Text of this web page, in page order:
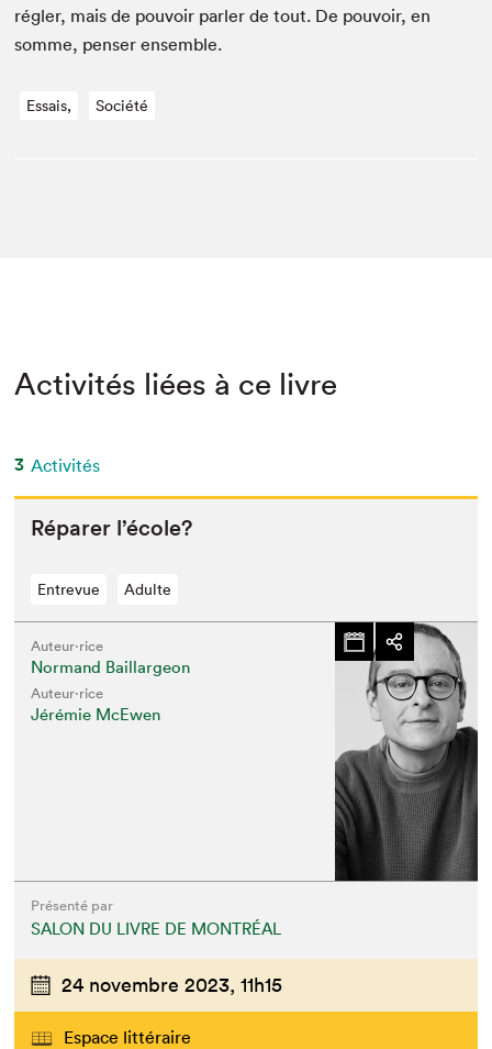
régler, mais de pou­voir par­ler de tout. De pou­voir, en
somme, penser ensemble.
Essais, Société
Activités liées à ce livre
3 Activités
Répar­er l’école?
Entrevue Adulte
Auteur·rice
Normand Baillargeon
Auteur·rice
Jérémie McEwen
Présenté par
SALON DU LIVRE DE MONTRÉAL
24 novembre 2023, 11h15
Espace littéraire